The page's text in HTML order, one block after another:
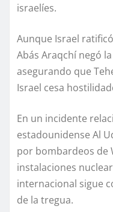
israelíes.
Aunque Israel
Abás Araqchí negó
asegurando que
Israel cesa
En un incidente
estadounidense Al
por bombardeos de
instalaciones
internacional sigue
de la tregua.